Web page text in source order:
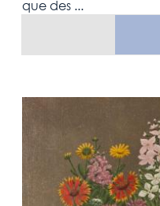
que des ...